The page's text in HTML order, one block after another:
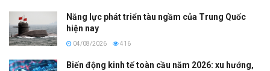
Năng lực phát triển tàu ngầm của Trung Quốc
hiện nay
04/08/2026 416
Biến động kinh tế toàn cầu năm 2026: xu hướng,